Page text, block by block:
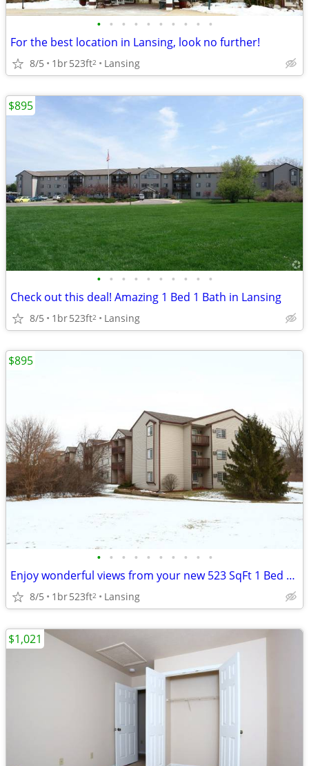
• • • • • • • • • •
For the best location in Lansing, look no further!
8/5 1br523ft2 Lansing
• • • • • • • • • •
Check out this deal! Amazing 1 Bed 1 Bath in Lansing
8/5 1br523ft2 Lansing
$895
• • • • • • • • • •
Enjoy wonderful views from your new 523 SqFt 1 Bed / 1 Bath!
8/5 1br523ft2 Lansing
$895
$1,021